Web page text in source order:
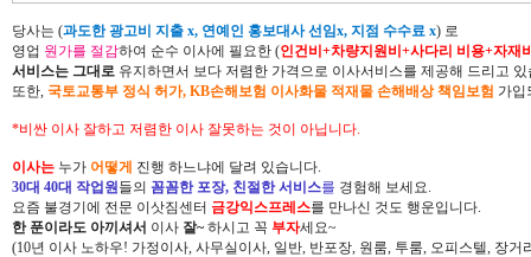
당사는 (과도한 광고비 지출 x, 연예인 홍보대사 선임x, 지점 수수료 x) 로
영업 원가를 절감하여 순수 이사에 필요한 (인건비+차량지원비+사다리 비용+자재
서비스는 그대로 유지하면서 보다 저렴한 가격으로 이사서비스를 제공해 드리고 있
또한, 국토교통부 정식 허가, KB손해보험 이사화물 적재물 손해배상 책임보험 가입
*비싼 이사 잘하고 저렴한 이사 잘못하는 것이 아닙니다.
이사는 누가 어떻게 진행 하느냐에 달려 있습니다.
30대 40대 작업원들의 꼼꼼한 포장, 친절한 서비스를 경험해 보세요.
요즘 불경기에 전문 이삿짐센터 금강익스프레스를 만나신 것도 행운입니다.
한 푼이라도 아끼셔서 이사 잘~ 하시고 꼭 부자세요~
(10년 이사 노하우! 가정이사, 사무실이사, 일반, 반포장, 원룸, 투룸, 오피스텔, 장